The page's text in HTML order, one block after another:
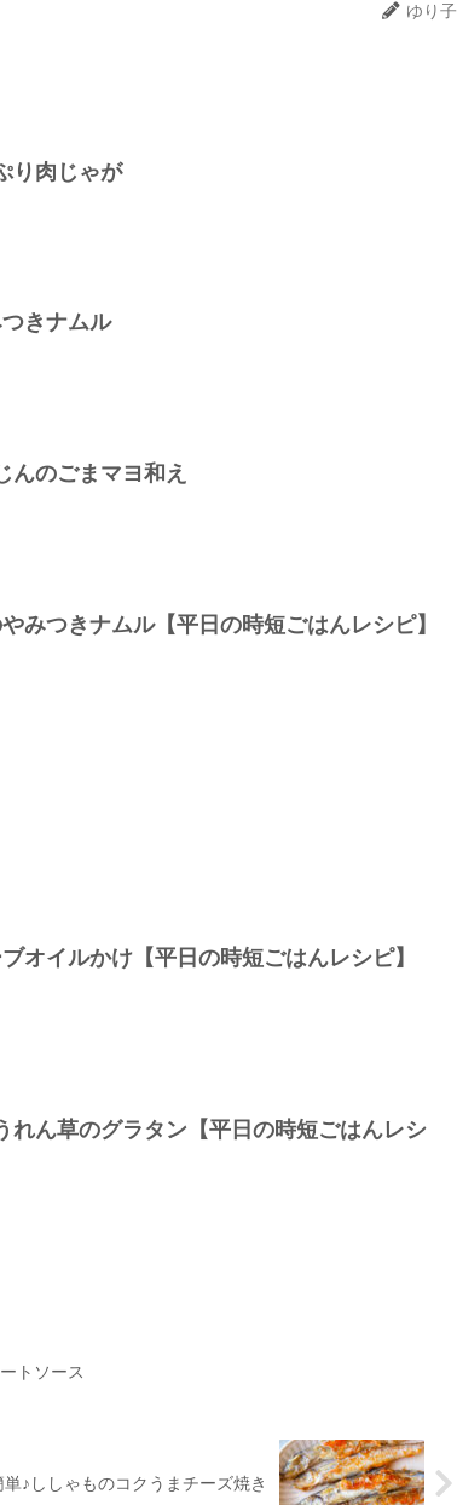
ゆり子
り肉じゃが
きナムル
んのごまマヨ和え
みつきナムル【平日の時短ごはんレシピ】
オイルかけ【平日の時短ごはんレシピ】
れん草のグラタン【平日の時短ごはんレシ
トソース
単♪ししゃものコクうまチーズ焼き